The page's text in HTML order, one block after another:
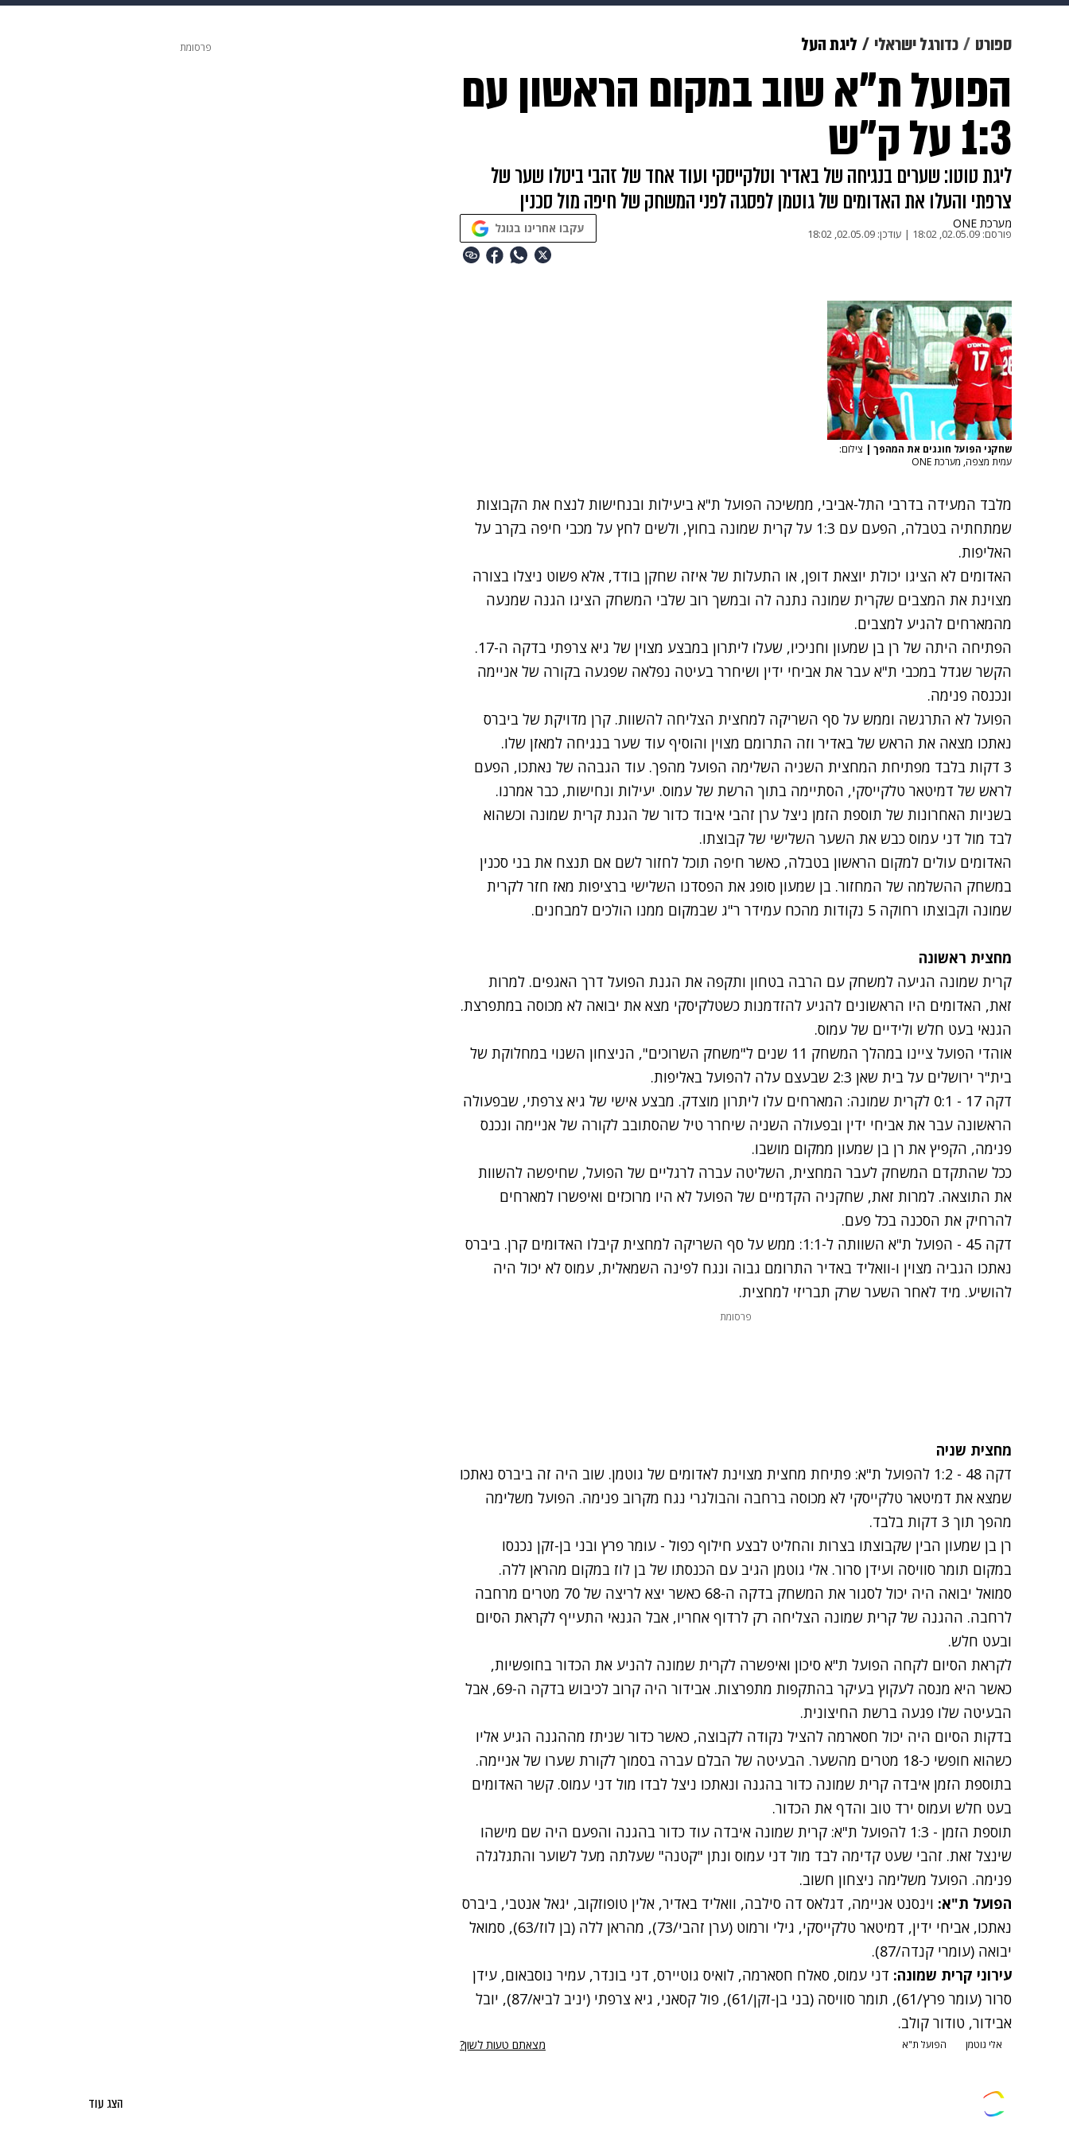
מוזיקה תרבות
דיגיטל גאווה ויוה משפט תשעה חודשים מתכונים פרויקטים מיוחדים
ספורט כדורגל ישראלי ליגת העל
הפועל ת"א שוב במקום הראשון עם
1:3 על ק"ש
ליגת טוטו: שערים בנגיחה של באדיר וטלקייסקי ועוד אחד של זהבי ביטלו שער של
צרפתי והעלו את האדומים של גוטמן לפסגה לפני המשחק של חיפה מול סכנין
מערכת ONE
פורסם: 02.05.09, 18:02
| עודכן: 02.05.09, 18:02 עקבו אחרינו בגוגל
שחקני הפועל חוגגים את המהפך | צילום:
עמית מצפה, מערכת ONE
מלבד המעידה בדרבי התל-אביבי, ממשיכה הפועל ת"א ביעילות ובנחישות לנצח את הקבוצות
שמתחתיה בטבלה, הפעם עם 1:3 על קרית שמונה בחוץ, ולשים לחץ על מכבי חיפה בקרב על
האליפות.
האדומים לא הציגו יכולת יוצאת דופן, או התעלות של איזה שחקן בודד, אלא פשוט ניצלו בצורה
מצוינת את המצבים שקרית שמונה נתנה לה ובמשך רוב שלבי המשחק הציגו הגנה שמנעה
מהמארחים להגיע למצבים.
הפתיחה היתה של רן בן שמעון וחניכיו, שעלו ליתרון במבצע מצוין של גיא צרפתי בדקה ה-17.
הקשר שגדל במכבי ת"א עבר את אביחי ידין ושיחרר בעיטה נפלאה שפגעה בקורה של אניימה
ונכנסה פנימה.
הפועל לא התרגשה וממש על סף השריקה למחצית הצליחה להשוות. קרן מדויקת של ביברס
נאתכו מצאה את הראש של באדיר וזה התרומם מצוין והוסיף עוד שער בנגיחה למאזן שלו.
3 דקות בלבד מפתיחת המחצית השניה השלימה הפועל מהפך. עוד הגבהה של נאתכו, הפעם
לראש של דמיטאר טלקייסקי, הסתיימה בתוך הרשת של עמוס. יעילות ונחישות, כבר אמרנו.
בשניות האחרונות של תוספת הזמן ניצל ערן זהבי איבוד כדור של הגנת קרית שמונה וכשהוא
לבד מול דני עמוס כבש את השער השלישי של קבוצתו.
האדומים עולים למקום הראשון בטבלה, כאשר חיפה תוכל לחזור לשם אם תנצח את בני סכנין
במשחק ההשלמה של המחזור. בן שמעון סופג את הפסדנו השלישי ברציפות מאז חזר לקרית
שמונה וקבוצתו רחוקה 5 נקודות מהכח עמידר ר"ג שבמקום ממנו הולכים למבחנים.
מחצית ראשונה
קרית שמונה הגיעה למשחק עם הרבה בטחון ותקפה את הגנת הפועל דרך האגפים. למרות
זאת, האדומים היו הראשונים להגיע להזדמנות כשטלקיסקי מצא את יבואה לא מכוסה במתפרצת.
הגנאי בעט חלש ולידיים של עמוס.
אוהדי הפועל ציינו במהלך המשחק 11 שנים ל"משחק השרוכים", הניצחון השנוי במחלוקת של
בית"ר ירושלים על בית שאן 2:3 שבעצם עלה להפועל באליפות.
דקה 17 - 0:1 לקרית שמונה: המארחים עלו ליתרון מוצדק. מבצע אישי של גיא צרפתי, שבפעולה
הראשונה עבר את אביחי ידין ובפעולה השניה שיחרר טיל שהסתובב לקורה של אניימה ונכנס
פנימה, הקפיץ את רן בן שמעון ממקום מושבו.
ככל שהתקדם המשחק לעבר המחצית, השליטה עברה לרגליים של הפועל, שחיפשה להשוות
את התוצאה. למרות זאת, שחקניה הקדמיים של הפועל לא היו מרוכזים ואיפשרו למארחים
להרחיק את הסכנה בכל פעם.
דקה 45 - הפועל ת"א השוותה ל-1:1: ממש על סף השריקה למחצית קיבלו האדומים קרן. ביברס
נאתכו הגביה מצוין ו-וואליד באדיר התרומם גבוה ונגח לפינה השמאלית, עמוס לא יכול היה
להושיע. מיד לאחר השער שרק תבריזי למחצית.
פרסומת
מחצית שניה
דקה 48 - 1:2 להפועל ת"א: פתיחת מחצית מצוינת לאדומים של גוטמן. שוב היה זה ביברס נאתכו
שמצא את דמיטאר טלקייסקי לא מכוסה ברחבה והבולגרי נגח מקרוב פנימה. הפועל משלימה
מהפך תוך 3 דקות בלבד.
רן בן שמעון הבין שקבוצתו בצרות והחליט לבצע חילוף כפול - עומר פרץ ובני בן-זקן נכנסו
במקום תומר סוויסה ועידן סרור. אלי גוטמן הגיב עם הכנסתו של בן לוז במקום מהראן ללה.
סמואל יבואה היה יכול לסגור את המשחק בדקה ה-68 כאשר יצא לריצה של 70 מטרים מרחבה
לרחבה. ההגנה של קרית שמונה הצליחה רק לרדוף אחריו, אבל הגנאי התעייף לקראת הסיום
ובעט חלש.
לקראת הסיום לקחה הפועל ת"א סיכון ואיפשרה לקרית שמונה להניע את הכדור בחופשיות,
כאשר היא מנסה לעקוץ בעיקר בהתקפות מתפרצות. אבידור היה קרוב לכיבוש בדקה ה-69, אבל
הבעיטה שלו פגעה ברשת החיצונית.
בדקות הסיום היה יכול חסארמה להציל נקודה לקבוצה, כאשר כדור שניתז מההגנה הגיע אליו
כשהוא חופשי כ-18 מטרים מהשער. הבעיטה של הבלם עברה בסמוך לקורת שערו של אניימה.
בתוספת הזמן איבדה קרית שמונה כדור בהגנה ונאתכו ניצל לבדו מול דני עמוס. קשר האדומים
בעט חלש ועמוס ירד טוב והדף את הכדור.
תוספת הזמן - 1:3 להפועל ת"א: קרית שמונה איבדה עוד כדור בהגנה והפעם היה שם מישהו
שינצל זאת. זהבי שעט קדימה לבד מול דני עמוס ונתן "קטנה" שעלתה מעל לשוער והתגלגלה
פנימה. הפועל משלימה ניצחון חשוב.
הפועל ת"א: וינסנט אניימה, דגלאס דה סילבה, וואליד באדיר, אלין טופוזקוב, יגאל אנטבי, ביברס
נאתכו, אביחי ידין, דמיטאר טלקייסקי, גילי ורמוט (ערן זהבי/73), מהראן ללה (בן לוז/63), סמואל
יבואה (עומרי קנדה/87).
עירוני קרית שמונה: דני עמוס, סאלח חסארמה, לואיס גוטיירס, דני בונדר, עמיר נוסבאום, עידן
סרור (עומר פרץ/61), תומר סוויסה (בני בן-זקן/61), פול קסאני, גיא צרפתי (יניב לביא/87), יובל
אבידור, טודור קולב.
אלי גוטמן הפועל ת"א מצאתם טעות לשון?
פרסומת
הצג עוד